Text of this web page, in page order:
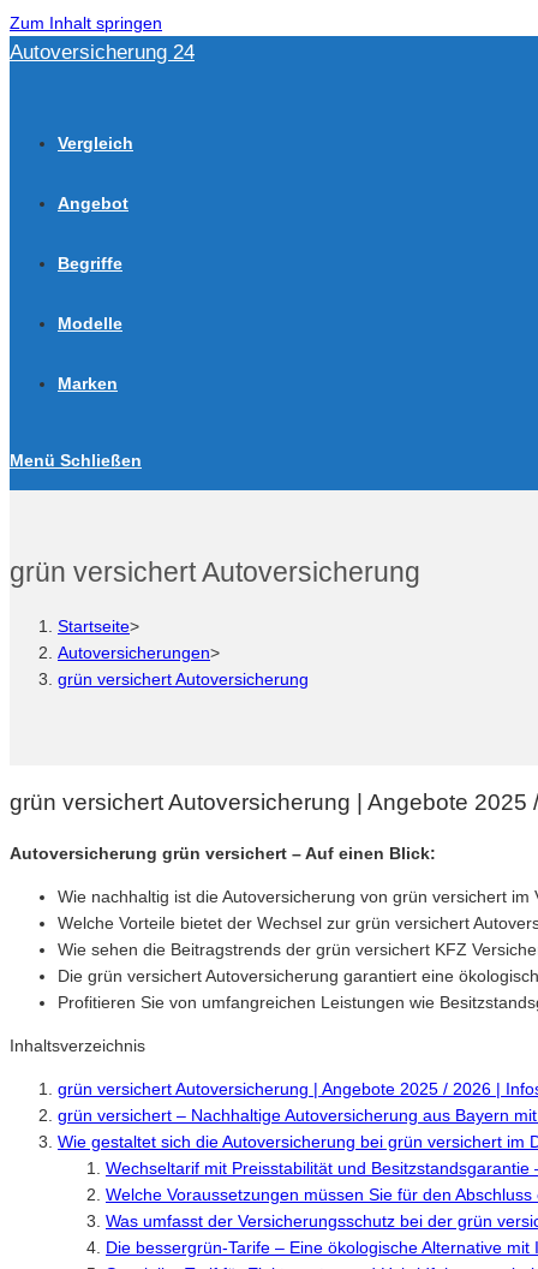
Zum Inhalt springen
Autoversicherung 24
Vergleich
Angebot
Begriffe
Modelle
Marken
Menü Schließen
grün versichert Autoversicherung
Startseite>
Autoversicherungen>
grün versichert Autoversicherung
grün versichert Autoversicherung | Angebote 2025
Autoversicherung grün versichert – Auf einen Blick:
Wie nachhaltig ist die Autoversicherung von grün versichert
Welche Vorteile bietet der Wechsel zur grün versichert
Wie sehen die Beitragstrends der grün versichert KFZ
Die grün versichert Autoversicherung garantiert eine
Profitieren Sie von umfangreichen Leistungen wie
Inhaltsverzeichnis
grün versichert Autoversicherung | Angebote 2025 / 2026 |
grün versichert – Nachhaltige Autoversicherung aus Bayern
Wie gestaltet sich die Autoversicherung bei grün versichert im
Wechseltarif mit Preisstabilität und Besitzstandsgarantie
Welche Voraussetzungen müssen Sie für den Abschluss
Was umfasst der Versicherungsschutz bei der grün
Die bessergrün-Tarife – Eine ökologische Alternative mit